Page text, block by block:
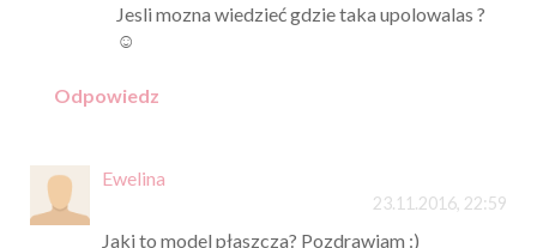
Jesli mozna wiedzieć gdzie taka upolowalas ?
☺
Odpowiedz
Ewelina
23.11.2016, 22:59
Jaki to model płaszcza? Pozdrawiam :)